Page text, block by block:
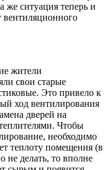
же ситуация теперь и
вентиляционного
жители
свои старые
Это привело к
ход вентилирования
дверей на
Чтобы
необходимо
теплоту помещения (в
не делать, то вполне